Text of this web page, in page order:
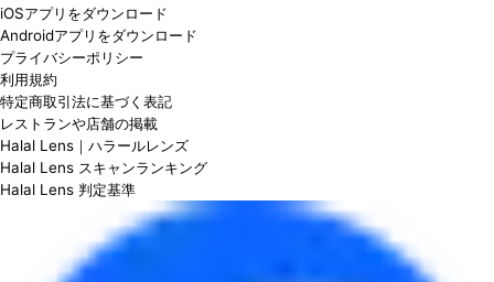
iOSアプリをダウンロード
Androidアプリをダウンロード
プライバシーポリシー
利用規約
特定商取引法に基づく表記
レストランや店舗の掲載
Halal Lens｜ハラールレンズ
Halal Lens スキャンランキング
Halal Lens 判定基準